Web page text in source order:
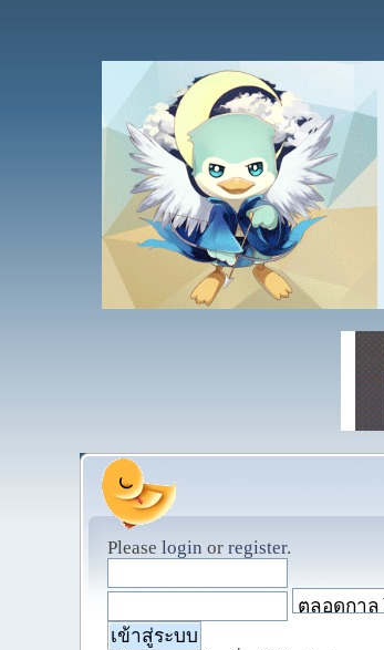
Please login or register.